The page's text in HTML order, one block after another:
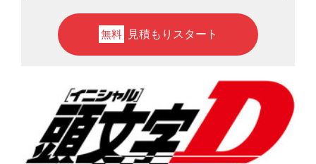
無料 見積もりスタート